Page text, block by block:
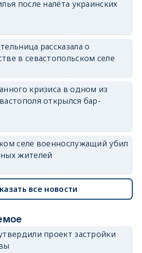
erid: 2SDnjdvhGXG
после налёта украинских
рассказала о
в севастопольском селе
кризиса в одном из
открылся бар-
селе военнослужащий убил
жителей
все новости
проект застройки